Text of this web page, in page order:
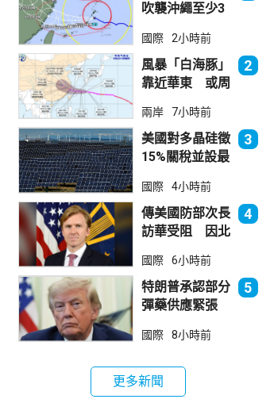
to WhatsApp
吹襲沖繩至少3
取消
國際 2小時前
風暴「白海豚」
靠近華東 或周
2
兩岸 7小時前
美國對多晶硅徵
15%關稅並設最
克：中國無法再
傾銷
3
國際 4小時前
傳美國防部次長
訪華受阻 因北
售
4
國際 6小時前
特朗普承認部分
彈藥供應緊張
成
5
國際 8小時前
更多新聞